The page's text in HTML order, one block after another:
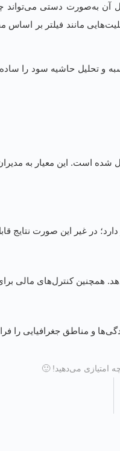
به‌صورت دستی می‌تواند
مانند فیلتر بر
و تحلیل حاشیه سود را
این معیار به مدیران
در غیر این صورت نتایج
همچنین کنترل‌های
و مناطق جغرافیایی را
امتیازی می‌دهید! 🙂